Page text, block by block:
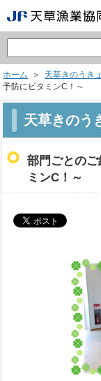
ホーム ＞ 天草きのうき
予防にビタミンC！～
天草きのう
部門ごとの
ミンC！～